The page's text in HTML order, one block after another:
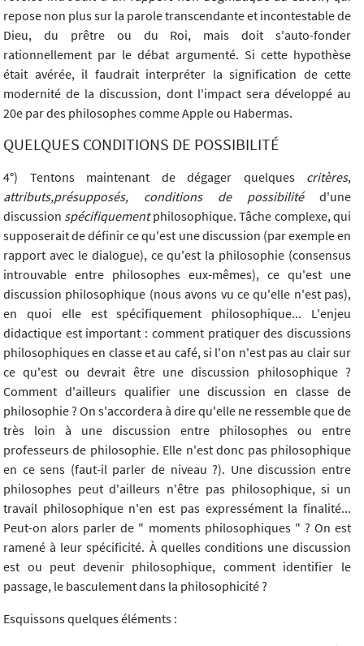
repose non plus sur la parole transcendante et incontestable de
Dieu, du prêtre ou du Roi, mais doit s'auto-fonder
rationnellement par le débat argumenté. Si cette hypothèse
était avérée, il faudrait interpréter la signification de cette
modernité de la discussion, dont l'impact sera développé au
20e par des philosophes comme Apple ou Habermas.
QUELQUES CONDITIONS DE POSSIBILITÉ
4°) Tentons maintenant de dégager quelques critères,
attributs,présupposés, conditions de possibilitéd'une
discussion spécifiquementphilosophique. Tâche complexe, qui
supposerait de définir ce qu'est une discussion (par exemple en
rapport avec le dialogue), ce qu'est la philosophie (consensus
introuvable entre philosophes eux-mêmes), ce qu'est une
discussion philosophique (nous avons vu ce qu'elle n'est pas),
en quoi elle est spécifiquement philosophique... L'enjeu
didactique est important : comment pratiquer des discussions
philosophiques en classe et au café, si l'on n'est pas au clair sur
ce qu'est ou devrait être une discussion philosophique ?
Comment d'ailleurs qualifier une discussion en classe de
philosophie ? On s'accordera à dire qu'elle ne ressemble que de
très loin à une discussion entre philosophes ou entre
professeurs de philosophie. Elle n'est donc pas philosophique
en ce sens (faut-il parler de niveau ?). Une discussion entre
philosophes peut d'ailleurs n'être pas philosophique, si un
travail philosophique n'en est pas expressément la finalité...
Peut-on alors parler de " moments philosophiques " ? On est
ramené à leur spécificité. À quelles conditions une discussion
est ou peut devenir philosophique, comment identifier le
passage, le basculement dans la philosophicité ?
Esquissons quelques éléments :